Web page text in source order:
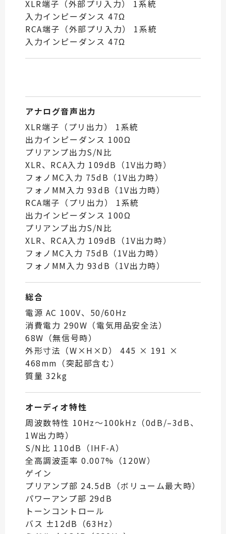
XLR端子（外部プリ入力） 1系統
入力インピーダンス 47Ω
RCA端子（外部プリ入力） 1系統
入力インピーダンス 47Ω
アナログ音声出力
XLR端子（プリ出力） 1系統
出力インピーダンス 100Ω
プリアンプ出力S/N比
XLR、RCA入力 109dB（1V出力時）
フォノMC入力 75dB（1V出力時）
フォノMM入力 93dB（1V出力時）
RCA端子（プリ出力） 1系統
出力インピーダンス 100Ω
プリアンプ出力S/N比
XLR、RCA入力 109dB（1V出力時）
フォノMC入力 75dB（1V出力時）
フォノMM入力 93dB（1V出力時）
総合
電源 AC 100V、50/60Hz
消費電力 290W（電気用品安全法）
68W（無信号時）
外形寸法（W×H×D） 445 × 191 ×
468mm（突起部含む）
質量 32kg
オーディオ特性
周波数特性 10Hz〜100kHz（0dB/–3dB、
1W出力時）
S/N比 110dB（IHF-A）
全高調波歪率 0.007%（120W）
ゲイン
プリアンプ部 24.5dB（ボリューム最大時）
パワーアンプ部 29dB
トーンコントロール
バス ±12dB（63Hz）